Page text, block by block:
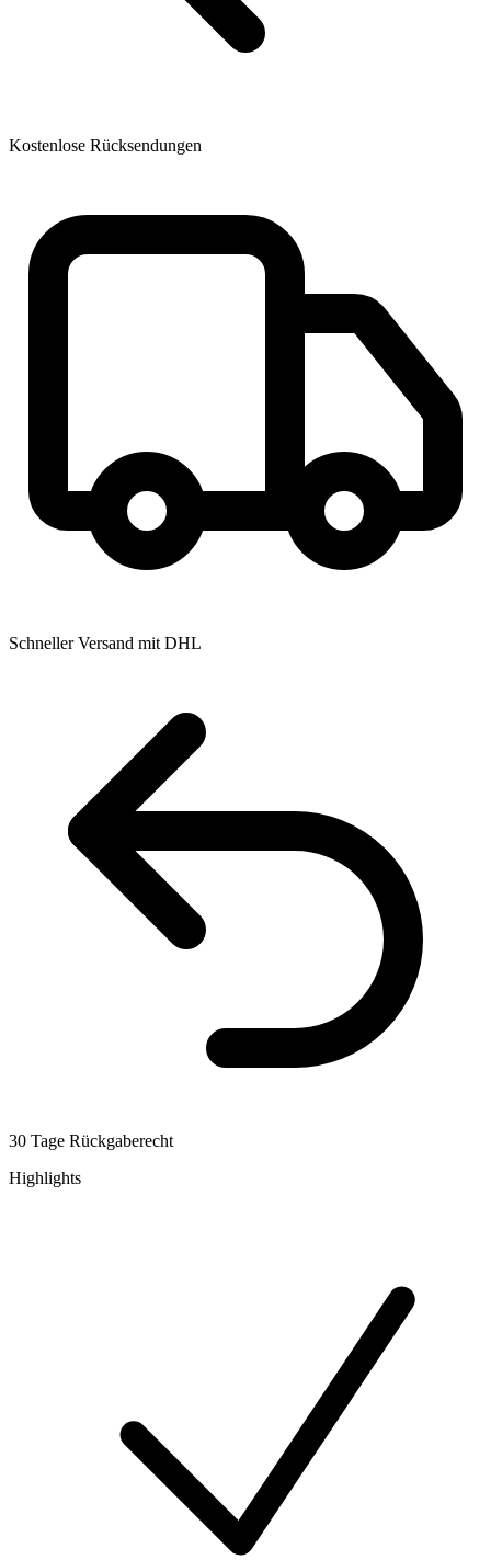
Kostenlose Rücksendungen
Schneller Versand mit DHL
30 Tage Rückgaberecht
Highlights